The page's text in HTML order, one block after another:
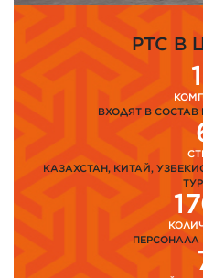
PTC В
ВХОДЯТ В
КАЗАХСТАН, КИТАЙ,
ПЕРСОНАЛА